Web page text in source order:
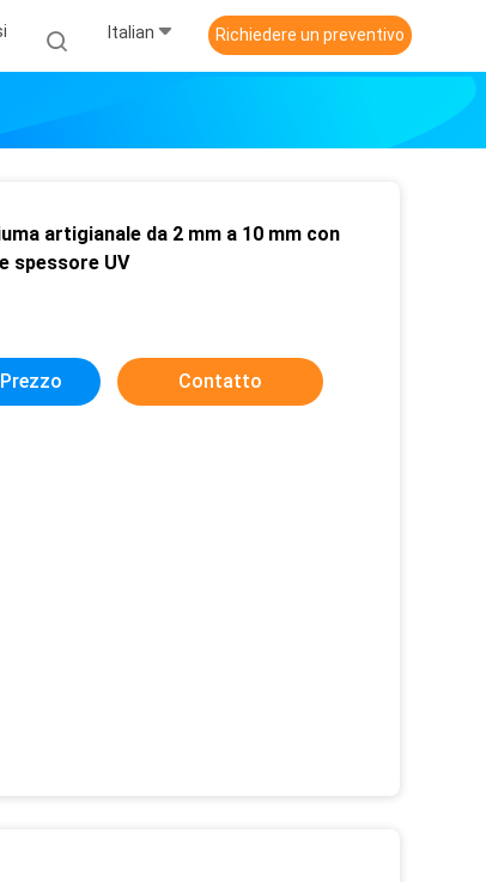
Italian Richiedere un preventivo
artigianale da 2 mm a 10 mm con
spessore UV
Contatto